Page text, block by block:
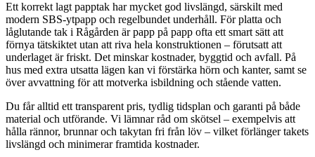
Ett korrekt lagt papptak har mycket god livslängd, särskilt med
modern SBS-ytpapp och regelbundet underhåll. För platta och
låglutande tak i Rågården är papp på papp ofta ett smart sätt att
förnya tätskiktet utan att riva hela konstruktionen – förutsatt att
underlaget är friskt. Det minskar kostnader, byggtid och avfall. På
hus med extra utsatta lägen kan vi förstärka hörn och kanter, samt se
över avvattning för att motverka isbildning och stående vatten.
Du får alltid ett transparent pris, tydlig tidsplan och garanti på både
material och utförande. Vi lämnar råd om skötsel – exempelvis att
hålla rännor, brunnar och takytan fri från löv – vilket förlänger takets
livslängd och minimerar framtida kostnader.